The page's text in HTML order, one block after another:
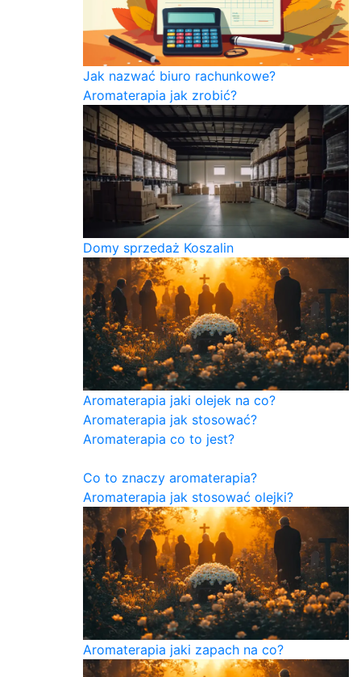
Jak nazwać biuro rachunkowe?
Aromaterapia jak zrobić?
Domy sprzedaż Koszalin
Aromaterapia jaki olejek na co?
Aromaterapia jak stosować?
Aromaterapia co to jest?
Co to znaczy aromaterapia?
Aromaterapia jak stosować olejki?
Aromaterapia jaki zapach na co?